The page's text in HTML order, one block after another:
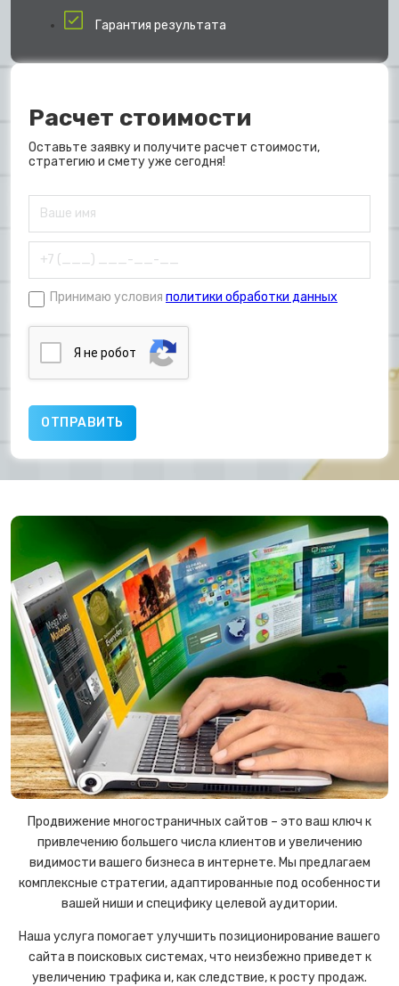
Гарантия результата
Расчет стоимости
Оставьте заявку и получите расчет стоимости,
стратегию и смету уже сегодня!
Принимаю условия политики обработки данных
Я нe poбoт
Продвижение многостраничных сайтов – это ваш ключ к
привлечению большего числа клиентов и увеличению
видимости вашего бизнеса в интернете. Мы предлагаем
комплексные стратегии, адаптированные под особенности
вашей ниши и специфику целевой аудитории.
Наша услуга помогает улучшить позиционирование вашего
сайта в поисковых системах, что неизбежно приведет к
увеличению трафика и, как следствие, к росту продаж.